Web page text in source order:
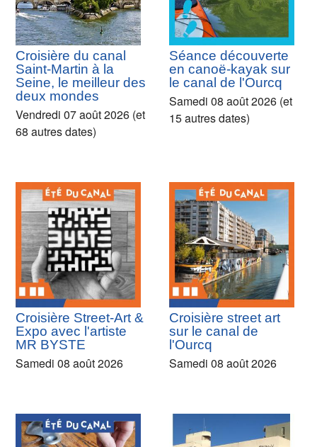
Croisière du canal
Saint-Martin à la
Seine, le meilleur des
deux mondes
Vendredi 07 août 2026 (et
68 autres dates)
Séance découverte
en canoë-kayak sur
le canal de l'Ourcq
Samedi 08 août 2026 (et
15 autres dates)
Croisière Street-Art &
Expo avec l'artiste
MR BYSTE
Samedi 08 août 2026
Croisière street art
sur le canal de
l'Ourcq
Samedi 08 août 2026